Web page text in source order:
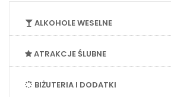
ALKOHOLE WESELNE
ATRAKCJE ŚLUBNE
BIŻUTERIA I DODATKI